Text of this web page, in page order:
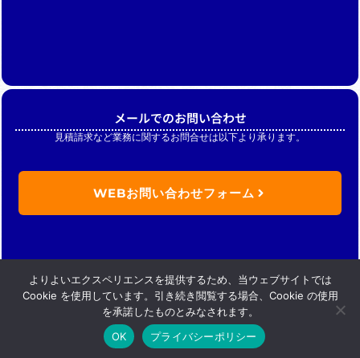
メールでのお問い合わせ
見積請求など業務に関するお問合せは以下より承ります。
WEBお問い合わせフォーム
Copyright (C) Nikkan merchandise .inc. All Rights Reserved.
よりよいエクスペリエンスを提供するため、当ウェブサイトでは
Cookie を使用しています。引き続き閲覧する場合、Cookie の使用
を承諾したものとみなされます。
OK
プライバシーポリシー